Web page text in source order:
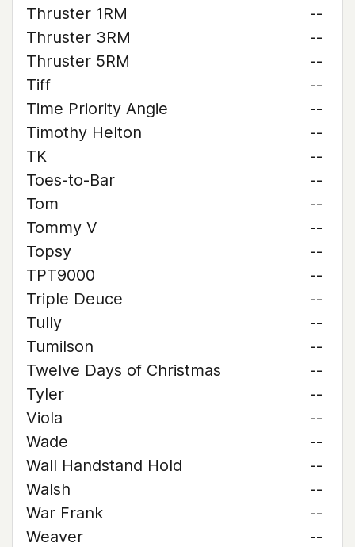
Thruster 1RM
--
Thruster 3RM
--
Thruster 5RM
--
Tiff
--
Time Priority Angie
--
Timothy Helton
--
TK
--
Toes-to-Bar
--
Tom
--
Tommy V
--
Topsy
--
TPT9000
--
Triple Deuce
--
Tully
--
Tumilson
--
Twelve Days of Christmas
--
Tyler
--
Viola
--
Wade
--
Wall Handstand Hold
--
Walsh
--
War Frank
--
Weaver
--